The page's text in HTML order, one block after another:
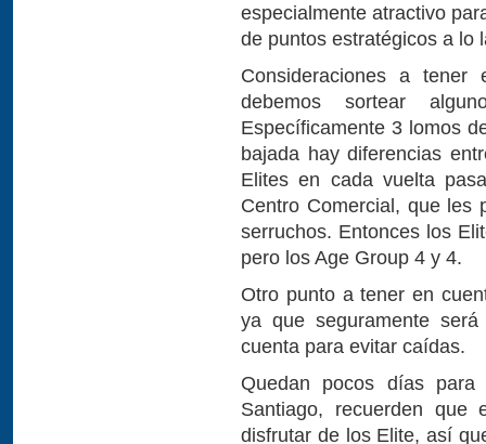
especialmente atractivo
de puntos estratégicos a lo
Consideraciones a
debemos sortear
Específicamente 3 lomos
bajada hay diferencias
Elites en cada vuelta
Centro Comercial, que les
serruchos. Entonces los
pero los Age Group 4 y 4.
Otro punto a tener en
ya que seguramente
cuenta para evitar caídas.
Quedan pocos días
Santiago, recuerden que
disfrutar de los Elite, así